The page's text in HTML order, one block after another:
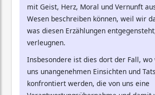
mit Geist, Herz, Moral und Vernunft
Wesen beschreiben können, weil wir
was diesen Erzählungen
verleugnen.
Insbesondere ist dies dort der Fall,
uns unangenehmen Einsichten und
konfrontiert werden, die von uns eine